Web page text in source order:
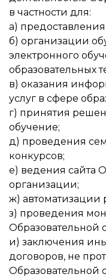
в частности для:
а) предоставления
б) организации
электронного
образовательных
в) оказания
услуг в сфере
г) принятия
обучение;
д) проведения
конкурсов;
е) ведения сайта
организации;
ж) автоматизации
з) проведения
Образовательной
и) заключения
договоров, не
Образовательной